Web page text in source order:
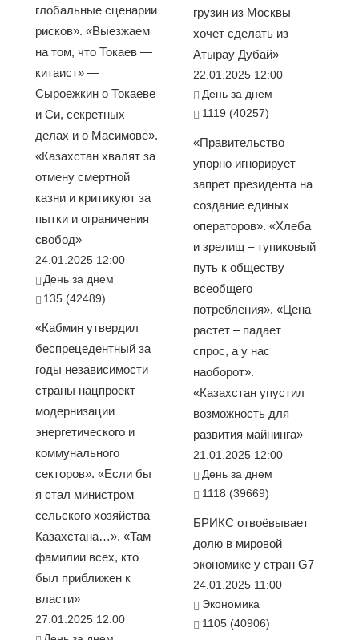
глобальные сценарии
рисков». «Выезжаем
на том, что Токаев —
китаист» —
Сыроежкин о Токаеве
и Си, секретных
делах и о Масимове».
«Казахстан хвалят за
отмену смертной
казни и критикуют за
пытки и ограничения
свобод»
24.01.2025 12:00
День за днем
135 (42489)
«Кабмин утвердил
беспрецедентный за
годы независимости
страны нацпроект
модернизации
энергетического и
коммунального
секторов». «Если бы
я стал министром
сельского хозяйства
Казахстана…». «Там
фамилии всех, кто
был приближен к
власти»
27.01.2025 12:00
грузин из Москвы
хочет сделать из
Атырау Дубай»
22.01.2025 12:00
День за днем
1119 (40257)
«Правительство
упорно игнорирует
запрет президента на
создание единых
операторов». «Хлеба
и зрелищ – тупиковый
путь к обществу
всеобщего
потребления». «Цена
растет – падает
спрос, а у нас
наоборот».
«Казахстан упустил
возможность для
развития майнинга»
21.01.2025 12:00
День за днем
1118 (39669)
БРИКС отвоёвывает
долю в мировой
экономике у стран G7
24.01.2025 11:00
Экономика
1105 (40906)